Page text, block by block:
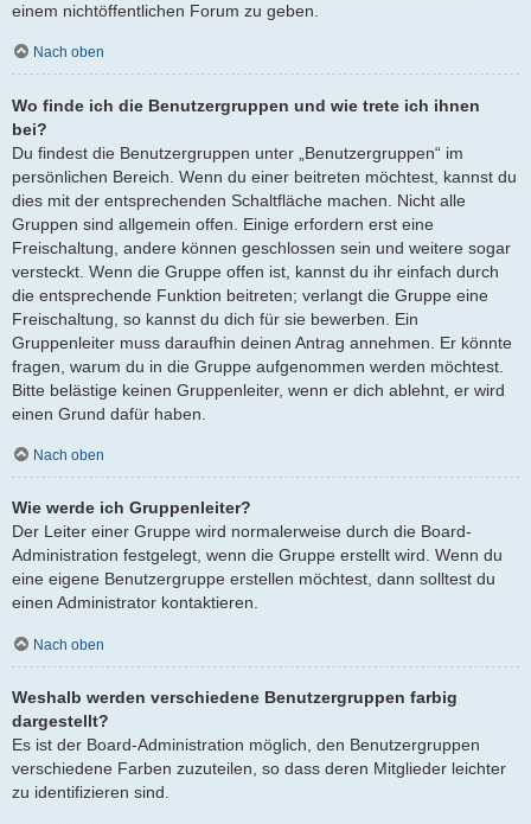
einem nichtöffentlichen Forum zu geben.
Nach oben
Wo finde ich die Benutzergruppen und wie trete ich ihnen
bei?
Du findest die Benutzergruppen unter „Benutzergruppen“ im
persönlichen Bereich. Wenn du einer beitreten möchtest, kannst du
dies mit der entsprechenden Schaltfläche machen. Nicht alle
Gruppen sind allgemein offen. Einige erfordern erst eine
Freischaltung, andere können geschlossen sein und weitere sogar
versteckt. Wenn die Gruppe offen ist, kannst du ihr einfach durch
die entsprechende Funktion beitreten; verlangt die Gruppe eine
Freischaltung, so kannst du dich für sie bewerben. Ein
Gruppenleiter muss daraufhin deinen Antrag annehmen. Er könnte
fragen, warum du in die Gruppe aufgenommen werden möchtest.
Bitte belästige keinen Gruppenleiter, wenn er dich ablehnt, er wird
einen Grund dafür haben.
Nach oben
Wie werde ich Gruppenleiter?
Der Leiter einer Gruppe wird normalerweise durch die Board-
Administration festgelegt, wenn die Gruppe erstellt wird. Wenn du
eine eigene Benutzergruppe erstellen möchtest, dann solltest du
einen Administrator kontaktieren.
Nach oben
Weshalb werden verschiedene Benutzergruppen farbig
dargestellt?
Es ist der Board-Administration möglich, den Benutzergruppen
verschiedene Farben zuzuteilen, so dass deren Mitglieder leichter
zu identifizieren sind.